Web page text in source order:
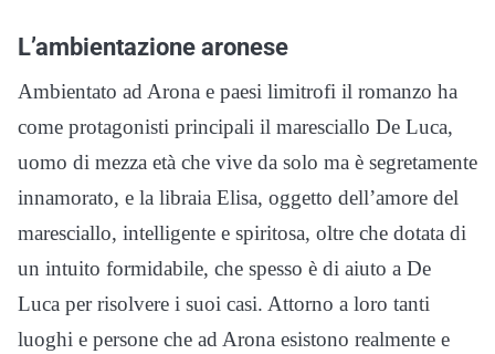
L’ambientazione aronese
Ambientato ad Arona e paesi limitrofi il romanzo ha
come protagonisti principali il maresciallo De Luca,
uomo di mezza età che vive da solo ma è segretamente
innamorato, e la libraia Elisa, oggetto dell’amore del
maresciallo, intelligente e spiritosa, oltre che dotata di
un intuito formidabile, che spesso è di aiuto a De
Luca per risolvere i suoi casi. Attorno a loro tanti
luoghi e persone che ad Arona esistono realmente e